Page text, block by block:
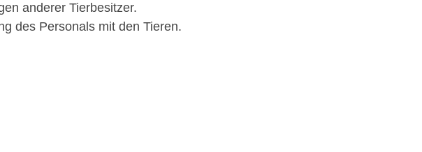
anderer Tierbesitzer.
des Personals mit den Tieren.